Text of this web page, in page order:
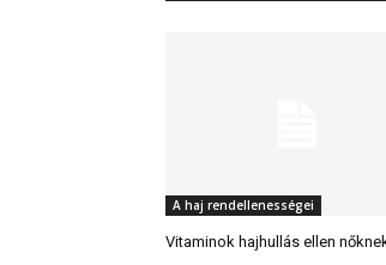
A haj rendellenességei
Vitaminok hajhullás ellen